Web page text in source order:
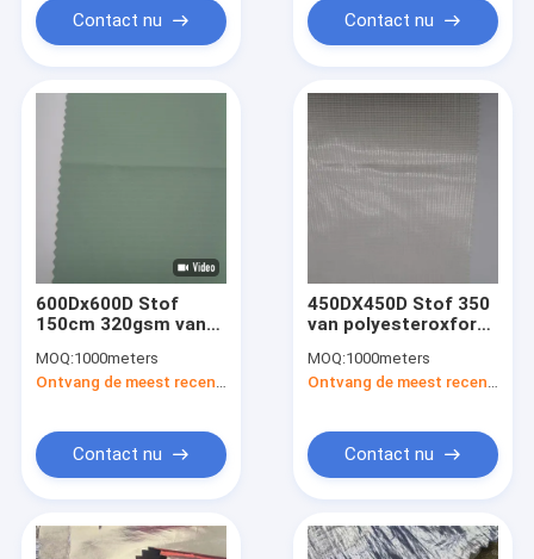
Contact nu Contact nu
600Dx600D Stof
150cm 320gsm van
maakt In te ademen
waterdicht
MOQ:1000meters
Contact nu
450DX450D Stof 350
van polyesteroxford
Waterdicht
MOQ:1000meters
Contact nu